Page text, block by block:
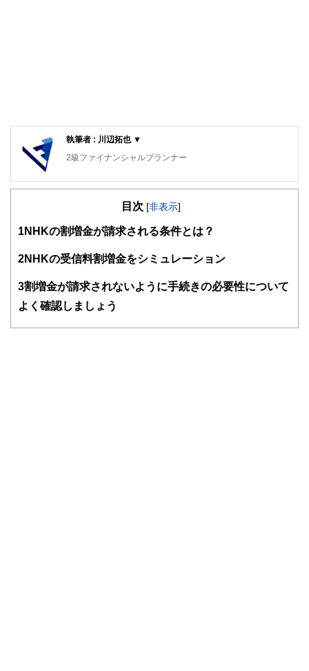
執筆者 : 川辺拓也 ▼
2級ファイナンシャルプランナー
目次 [非表示]
1NHKの割増金が請求される条件とは？
2NHKの受信料割増金をシミュレーション
3割増金が請求されないように手続きの必要性について
よく確認しましょう